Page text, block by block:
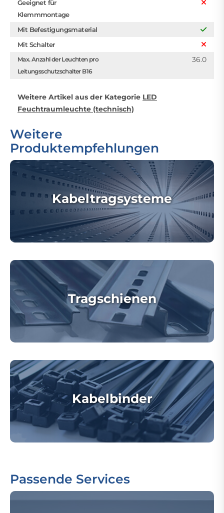
Geeignet für
Klemmmontage
Mit Befestigungsmaterial
Mit Schalter
Max. Anzahl der Leuchten pro
Leitungsschutzschalter B16
36.0
Weitere Artikel aus der Kategorie LED
Feuchtraumleuchte (technisch)
Weitere
Produktempfehlungen
Kabeltragsysteme
Tragschienen
Kabelbinder
Passende Services